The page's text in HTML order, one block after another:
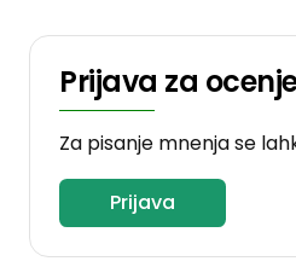
Prijava za
Za pisanje mnenja se
Prijava